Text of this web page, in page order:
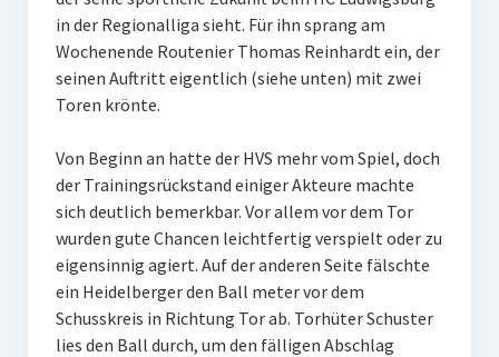
M U18
Internationale Hallenhockeyturnier
Zocker Reloaded
in der Regionalliga sieht. Für ihn sprang am
Wochenende Routenier Thomas Reinhardt ein, der
seinen Auftritt eigentlich (siehe unten) mit zwei
Toren krönte.
Von Beginn an hatte der HVS mehr vom Spiel, doch
der Trainingsrückstand einiger Akteure machte
sich deutlich bemerkbar. Vor allem vor dem Tor
wurden gute Chancen leichtfertig verspielt oder zu
eigensinnig agiert. Auf der anderen Seite fälschte
ein Heidelberger den Ball meter vor dem
Schusskreis in Richtung Tor ab. Torhüter Schuster
lies den Ball durch, um den fälligen Abschlag